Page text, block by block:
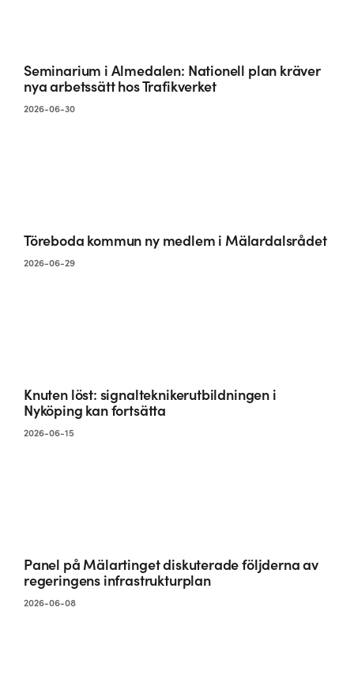
Seminarium i Almedalen: Nationell plan kräver
nya arbetssätt hos Trafikverket
2026-06-30
Töreboda kommun ny medlem i Mälardalsrådet
2026-06-29
Knuten löst: signalteknikerutbildningen i
Nyköping kan fortsätta
2026-06-15
Panel på Mälartinget diskuterade följderna av
regeringens infrastrukturplan
2026-06-08